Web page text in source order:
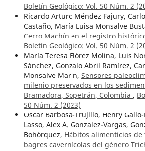
Boletín Geológico: Vol. 50 Núm. 2
Ricardo Arturo Méndez Fajury,
Castaño, María Luisa Monsalve
Cerro Machín en el registro
Boletín Geológico: Vol. 50 Núm. 2
María Teresa Flórez Molina, Luis
Sánchez, Gonzalo Abril Ramírez,
Monsalve Marín, Sensores
milenio preservados en los
Bramadora, Sopetrán, Colombia ,
50 Núm. 2 (2023)
Oscar Barbosa-Trujillo, Henry
Lasso, Alex A. Gonzalez-Vargas,
Bohórquez, Hábitos alimenticios de
bagres cavernícolas del género